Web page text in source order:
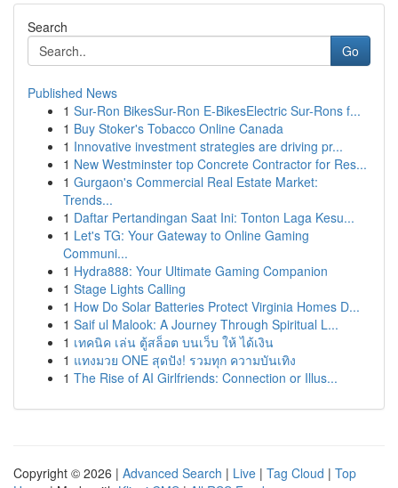
Search
Go
Published News
1 Sur-Ron BikesSur-Ron E-BikesElectric Sur-Rons f...
1 Buy Stoker's Tobacco Online Canada
1 Innovative investment strategies are driving pr...
1 New Westminster top Concrete Contractor for Res...
1 Gurgaon's Commercial Real Estate Market:
Trends...
1 Daftar Pertandingan Saat Ini: Tonton Laga Kesu...
1 Let's TG: Your Gateway to Online Gaming
Communi...
1 Hydra888: Your Ultimate Gaming Companion
1 Stage Lights Calling
1 How Do Solar Batteries Protect Virginia Homes D...
1 Saif ul Malook: A Journey Through Spiritual L...
1 เทคนิค เล่น ตู้สล็อต บนเว็บ ให้ ได้เงิน
1 แทงมวย ONE สุดปัง! รวมทุก ความบันเทิง
1 The Rise of AI Girlfriends: Connection or Illus...
Copyright © 2026 | Advanced Search | Live | Tag Cloud | Top